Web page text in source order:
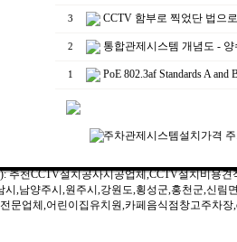
3 CCTV 함부로 찍었단 법으
2 통합관제시스템 개념도 -
1 PoE 802.3af Standards A